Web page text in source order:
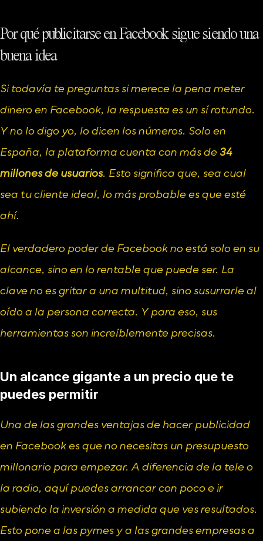
Por qué publicitarse en Facebook sigue siendo una
buena idea
Si todavía te preguntas si merece la pena meter
dinero en Facebook, la respuesta es un sí rotundo.
Y no lo digo yo, lo dicen los números. Solo en
España, la plataforma cuenta con más de 34
millones de usuarios. Esto significa que, sea cual
sea tu cliente ideal, lo más probable es que esté
ahí.
El verdadero poder de Facebook no está solo en su
alcance, sino en lo rentable que puede ser. La
clave no es gritar a una multitud, sino susurrarle al
oído a la persona correcta. Y para eso, sus
herramientas son increíblemente precisas.
Un alcance gigante a un precio que te
puedes permitir
Una de las grandes ventajas de hacer publicidad
en Facebook es que no necesitas un presupuesto
millonario para empezar. A diferencia de la tele o
la radio, aquí puedes arrancar con poco e ir
subiendo la inversión a medida que ves resultados.
Esto pone a las pymes y a las grandes empresas a